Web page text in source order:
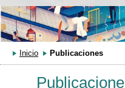
Inicio Publicaciones